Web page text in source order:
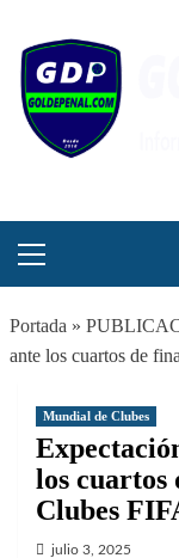
contenido
principal
Portada »
ante los cuartos de
Mundial de Clubes
los cuartos
Clubes
julio 3, 2025